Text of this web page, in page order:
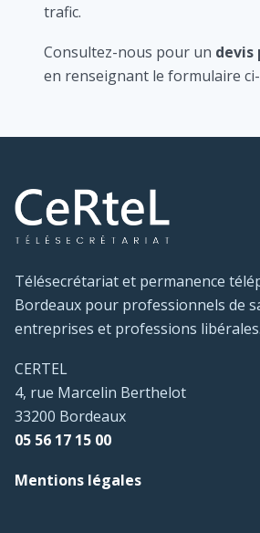
trafic.
Consultez-nous pour un devis
en renseignant le formulaire
Télésecrétariat et permanence
Bordeaux pour professionnels de
entreprises et professions libérales.
CERTEL
4, rue Marcelin Berthelot
33200 Bordeaux
05 56 17 15 00
Mentions légales